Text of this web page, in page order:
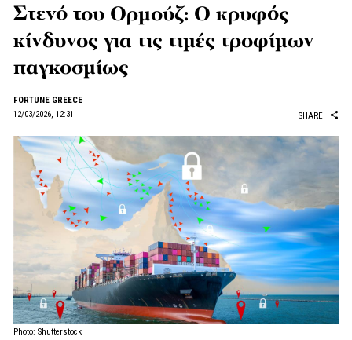
Στενό του Ορμούζ: Ο κρυφός
κίνδυνος για τις τιμές τροφίμων
παγκοσμίως
FORTUNE GREECE
12/03/2026, 12:31
SHARE
Photo: Shutterstock